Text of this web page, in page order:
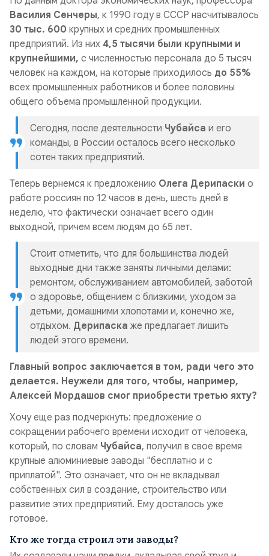
Василия Сенчеры, к 1990 году в СССР насчитывалось
30 тыс. 600 крупных и средних промышленных
предприятий. Из них 4,5 тысячи были крупными и
крупнейшими, с численностью персонала до 5 тысяч
человек на каждом, на которые приходилось до 55%
всех промышленных работников и более половины
общего объема промышленной продукции.
Сегодня, после деятельности Чубайса и его
команды, в России осталось всего несколько
сотен таких предприятий.
Теперь вернемся к предложению Олега Дерипаски о
работе россиян по 12 часов в день, шесть дней в
неделю, что фактически означает всего один
выходной, причем всем людям до 65 лет.
Стоит отметить, что для большинства людей
выходные дни также заняты личными делами:
ремонтом, обслуживанием автомобилей, заботой
о здоровье, общением с близкими, уходом за
детьми, домашними хлопотами и, конечно же,
отдыхом. Дерипаска же предлагает лишить
людей этого времени.
Главный вопрос заключается в том, ради чего это
делается. Неужели для того, чтобы, например,
Алексей Мордашов смог приобрести третью яхту?
Хочу еще раз подчеркнуть: предложение о
сокращении рабочего времени исходит от человека,
который, по словам Чубайса, получил в свое время
крупные алюминиевые заводы "бесплатно и с
приплатой". Это означает, что он не вкладывал
собственных сил в создание, строительство или
развитие этих предприятий. Ему досталось уже
готовое.
Кто же тогда строил эти заводы?
мире.
Для связи:
luchshijkanal@yandex.ru
https://t.me/sovetskij